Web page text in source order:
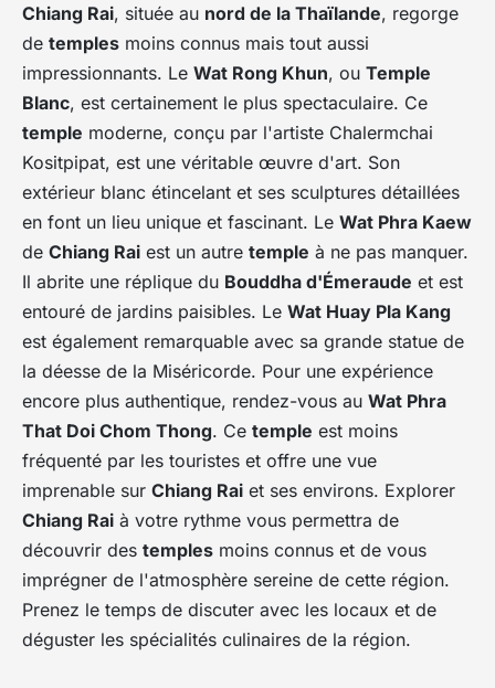
Chiang Rai, située au nord de la Thaïlande, regorge
de temples moins connus mais tout aussi
impressionnants. Le Wat Rong Khun, ou Temple
Blanc, est certainement le plus spectaculaire. Ce
temple moderne, conçu par l'artiste Chalermchai
Kositpipat, est une véritable œuvre d'art. Son
extérieur blanc étincelant et ses sculptures détaillées
en font un lieu unique et fascinant. Le Wat Phra Kaew
de Chiang Rai est un autre temple à ne pas manquer.
Il abrite une réplique du Bouddha d'Émeraude et est
entouré de jardins paisibles. Le Wat Huay Pla Kang
est également remarquable avec sa grande statue de
la déesse de la Miséricorde. Pour une expérience
encore plus authentique, rendez-vous au Wat Phra
That Doi Chom Thong. Ce temple est moins
fréquenté par les touristes et offre une vue
imprenable sur Chiang Rai et ses environs. Explorer
Chiang Rai à votre rythme vous permettra de
découvrir des temples moins connus et de vous
imprégner de l'atmosphère sereine de cette région.
Prenez le temps de discuter avec les locaux et de
déguster les spécialités culinaires de la région.